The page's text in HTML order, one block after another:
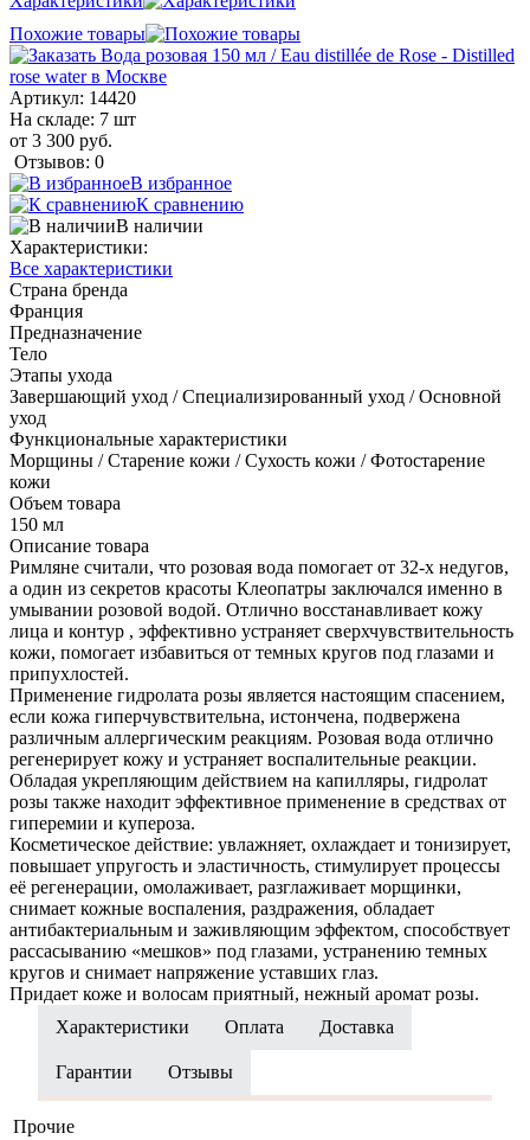
Похожие товары
Артикул: 14420
На складе: 7 шт
от 3 300 руб.
Отзывов: 0
В избранное
К сравнению
В наличии
Характеристики:
Все характеристики
Страна бренда
Франция
Предназначение
Тело
Этапы ухода
Завершающий уход / Специализированный уход / Основной
уход
Функциональные характеристики
Морщины / Старение кожи / Сухость кожи / Фотостарение
кожи
Объем товара
150 мл
Описание товара
Римляне считали, что розовая вода помогает от 32-х недугов,
а один из секретов красоты Клеопатры заключался именно в
умывании розовой водой. Отлично восстанавливает кожу
лица и контур , эффективно устраняет сверхчувствительность
кожи, помогает избавиться от темных кругов под глазами и
припухлостей.
Применение гидролата розы является настоящим спасением,
если кожа гиперчувствительна, истончена, подвержена
различным аллергическим реакциям. Розовая вода отлично
регенерирует кожу и устраняет воспалительные реакции.
Обладая укрепляющим действием на капилляры, гидролат
розы также находит эффективное применение в средствах от
гиперемии и купероза.
Косметическое действие: увлажняет, охлаждает и тонизирует,
повышает упругость и эластичность, стимулирует процессы
её регенерации, омолаживает, разглаживает морщинки,
снимает кожные воспаления, раздражения, обладает
антибактериальным и заживляющим эффектом, способствует
рассасыванию «мешков» под глазами, устранению темных
кругов и снимает напряжение уставших глаз.
Придает коже и волосам приятный, нежный аромат розы.
Характеристики
Оплата Доставка
Гарантии Отзывы
Прочие